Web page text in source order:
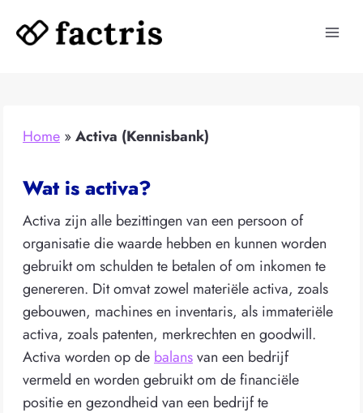
naar
Home »Activa (Kennisbank)
Wat is activa?
Activa zijn alle bezittingen van een persoon of
organisatie die waarde hebben en kunnen worden
gebruikt om schulden te betalen of om inkomen te
genereren. Dit omvat zowel materiële activa, zoals
gebouwen, machines en inventaris, als immateriële
activa, zoals patenten, merkrechten en goodwill.
Activa worden op de balansvan een bedrijf
vermeld en worden gebruikt om de financiële
positie en gezondheid van een bedrijf te